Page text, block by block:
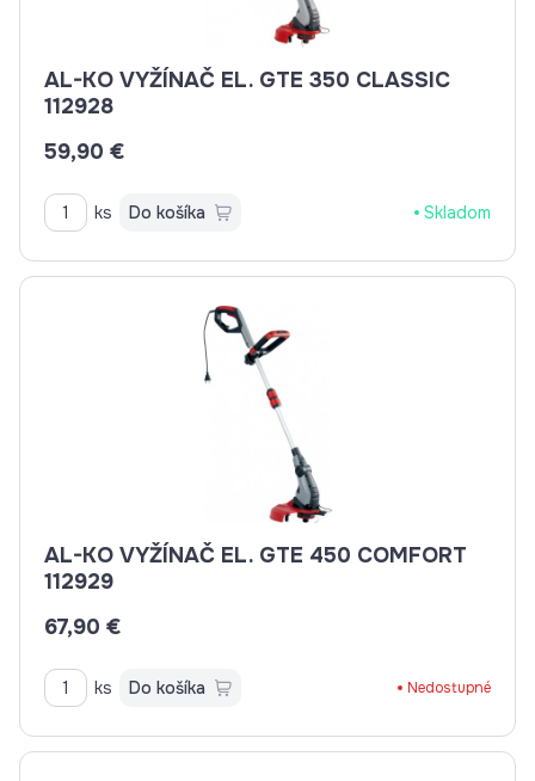
AL-KO VYŽÍNAČ EL. GTE 350 CLASSIC
112928
59,90 €
ks Do košíka Skladom
AL-KO VYŽÍNAČ EL. GTE 450 COMFORT
112929
67,90 €
ks Do košíka Nedostupné